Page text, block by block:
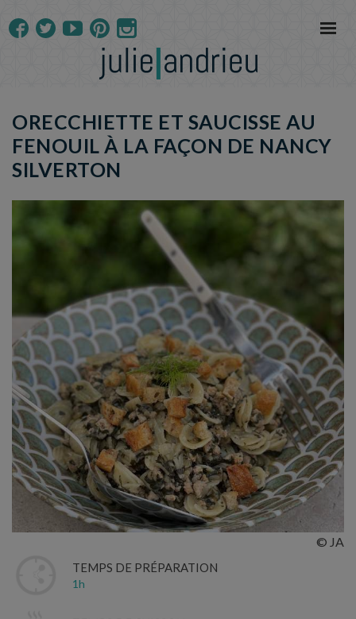
ORECCHIETTE ET SAUCISSE AU
FENOUIL À LA FAÇON DE NANCY
SILVERTON
© JA
TEMPS DE PRÉPARATION
1h